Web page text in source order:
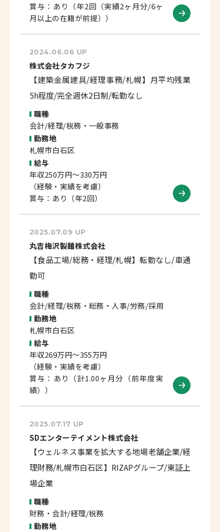
賞与：あり（年2回（実績2ヶ月分/6ヶ
月以上の在籍が前提））
2024.06.06 UP
株式会社タカフジ
【建築金属建具/経理事務/札幌】月平均残業
5h程度/完全週休2日制/転勤なし
職種
会計/経理/税務・一般事務
勤務地
札幌市白石区
給与
年収250万円～330万円
（経験・実績を考慮）
賞与：あり（年2回）
2025.07.09 UP
丸吉梅沢製麺株式会社
【食品工場/総務・経理/札幌】転勤なし/車通
勤可
職種
会計/経理/税務・総務・人事/労務/採用
勤務地
札幌市白石区
給与
年収269万円～355万円
（経験・実績を考慮）
賞与：あり（計1.00ヶ月分（前年度実
績））
2025.07.17 UP
SDエンターテイメント株式会社
【ウェルネス事業を拡大する地場老舗企業/経
理財務/札幌市白石区】RIZAPグループ/東証上
場企業
職種
財務・会計/経理/税務
勤務地